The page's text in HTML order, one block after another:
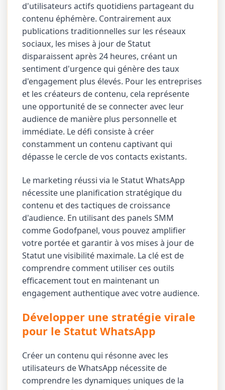
d'utilisateurs actifs quotidiens partageant du
contenu éphémère. Contrairement aux
publications traditionnelles sur les réseaux
sociaux, les mises à jour de Statut
disparaissent après 24 heures, créant un
sentiment d'urgence qui génère des taux
d'engagement plus élevés. Pour les entreprises
et les créateurs de contenu, cela représente
une opportunité de se connecter avec leur
audience de manière plus personnelle et
immédiate. Le défi consiste à créer
constamment un contenu captivant qui
dépasse le cercle de vos contacts existants.
Le marketing réussi via le Statut WhatsApp
nécessite une planification stratégique du
contenu et des tactiques de croissance
d'audience. En utilisant des panels SMM
comme Godofpanel, vous pouvez amplifier
votre portée et garantir à vos mises à jour de
Statut une visibilité maximale. La clé est de
comprendre comment utiliser ces outils
efficacement tout en maintenant un
engagement authentique avec votre audience.
Développer une stratégie virale
pour le Statut WhatsApp
Créer un contenu qui résonne avec les
utilisateurs de WhatsApp nécessite de
comprendre les dynamiques uniques de la